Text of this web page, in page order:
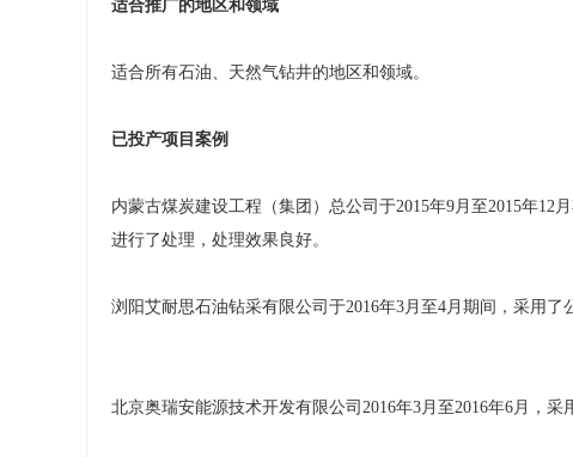
适合推广的地区和领域
适合所有石油、天然气钻井的地区和领域。
已投产项目案例
内蒙古煤炭建设工程（集团）总公司于2015年9月至2015年12
进行了处理，处理效果良好。
浏阳艾耐思石油钻采有限公司于2016年3月至4月期间，采用
北京奥瑞安能源技术开发有限公司2016年3月至2016年6月，